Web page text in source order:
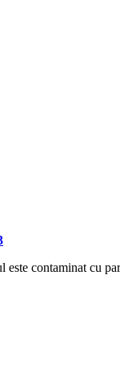
contaminat cu